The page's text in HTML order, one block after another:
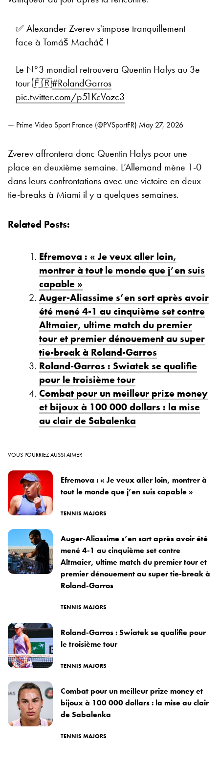
✅ Alexander Zverev s'impose tranquillement
face à Tomáš Macháč !
Le N°3 mondial retrouvera Quentin Halys au 3e
tour 🇫🇷#RolandGarros
pic.twitter.com/p51KcVozc3
— Prime Video Sport France (@PVSportFR) May 27, 2026
Zverev affrontera donc Quentin Halys pour une
place en deuxième semaine. L’Allemand mène 1-0
dans leurs confrontations avec une victoire en deux
tie-breaks à Miami il y a quelques semaines.
Related Posts:
Efremova : « Je veux aller loin,
montrer à tout le monde que j’en suis
capable »
Auger-Aliassime s’en sort après avoir
été mené 4-1 au cinquième set contre
Altmaier, ultime match du premier
tour et premier dénouement au super
tie-break à Roland-Garros
Roland-Garros : Swiatek se qualifie
pour le troisième tour
Combat pour un meilleur prize money
et bijoux à 100 000 dollars : la mise
au clair de Sabalenka
VOUS POURRIEZ AUSSI AIMER
Efremova : « Je veux aller loin, montrer à
tout le monde que j’en suis capable »
TENNIS MAJORS
Auger-Aliassime s’en sort après avoir été
mené 4-1 au cinquième set contre
Altmaier, ultime match du premier tour et
premier dénouement au super tie-break à
Roland-Garros
TENNIS MAJORS
Roland-Garros : Swiatek se qualifie pour
le troisième tour
TENNIS MAJORS
Combat pour un meilleur prize money et
bijoux à 100 000 dollars : la mise au clair
de Sabalenka
TENNIS MAJORS